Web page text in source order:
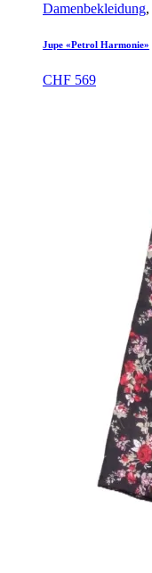
Damenbekleidung,
Jupe «Petrol Harmonie»
CHF 569